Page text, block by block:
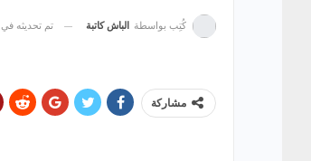
كُتِب بواسطة الباش كاتبة تم تحديثه في
مشاركة